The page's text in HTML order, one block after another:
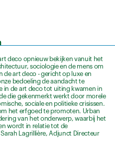
deco opnieuw bekijken vanuit het
sociologie en de mens om
de art deco - gericht op luxe en
bedoeling de aandacht te
in de art deco tot uiting kwamen in
die gekenmerkt werkt door morele
sociale en politieke crisissen.
het erfgoed te promoten. Urban
van het onderwerp, waarbij het
wordt in relatie tot de
Lagrillière, Adjunct Directeur